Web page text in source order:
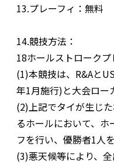
13.プレーフィ：無料
14.競技方法：
18ホールストロークプ
(1)本競技は、R&Aと
年1月施行)と大会ロー
(2)上記でタイが生じ
るホールにおいて、
フを行い、優勝者1人
(3)悪天候等により、